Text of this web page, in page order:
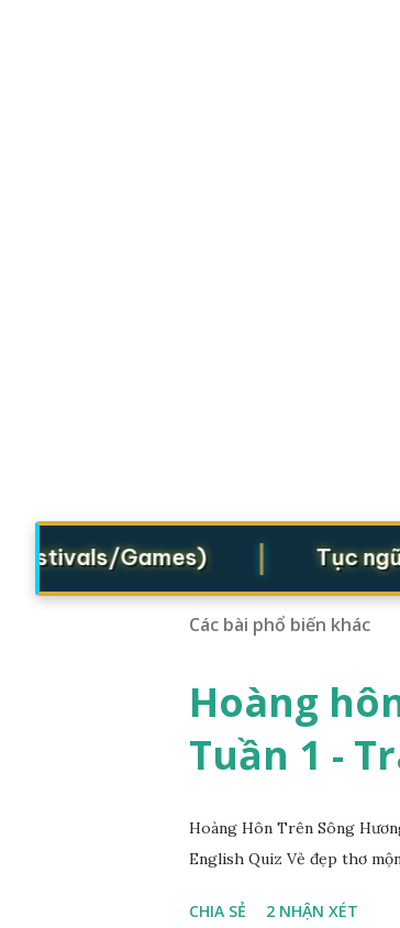
Games) Tục ngữ
Các bài phổ biến khác
Hoàng
Tuần 1 -
Hoàng Hôn Trên Sông
English Quiz Vẻ đẹp thơ
CHIA SẺ 2 NHẬN XÉT